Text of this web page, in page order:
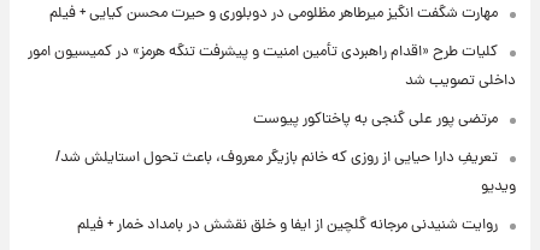
مهارت شگفت انگیز میرطاهر مظلومی در دوبلوری و حیرت محسن کیایی + فیلم
کلیات طرح «اقدام راهبردی تأمین امنیت و پیشرفت تنگه هرمز» در کمیسیون امور
داخلی تصویب شد
مرتضی پور علی گنجی به پاختاکور پیوست
تعریفِ دارا حیایی از روزی که خانم بازیگر معروف، باعث تحول استایلش شد/
ویدیو
روایت شنیدنی مرجانه گلچین از ایفا و خلق نقشش در بامداد خمار + فیلم